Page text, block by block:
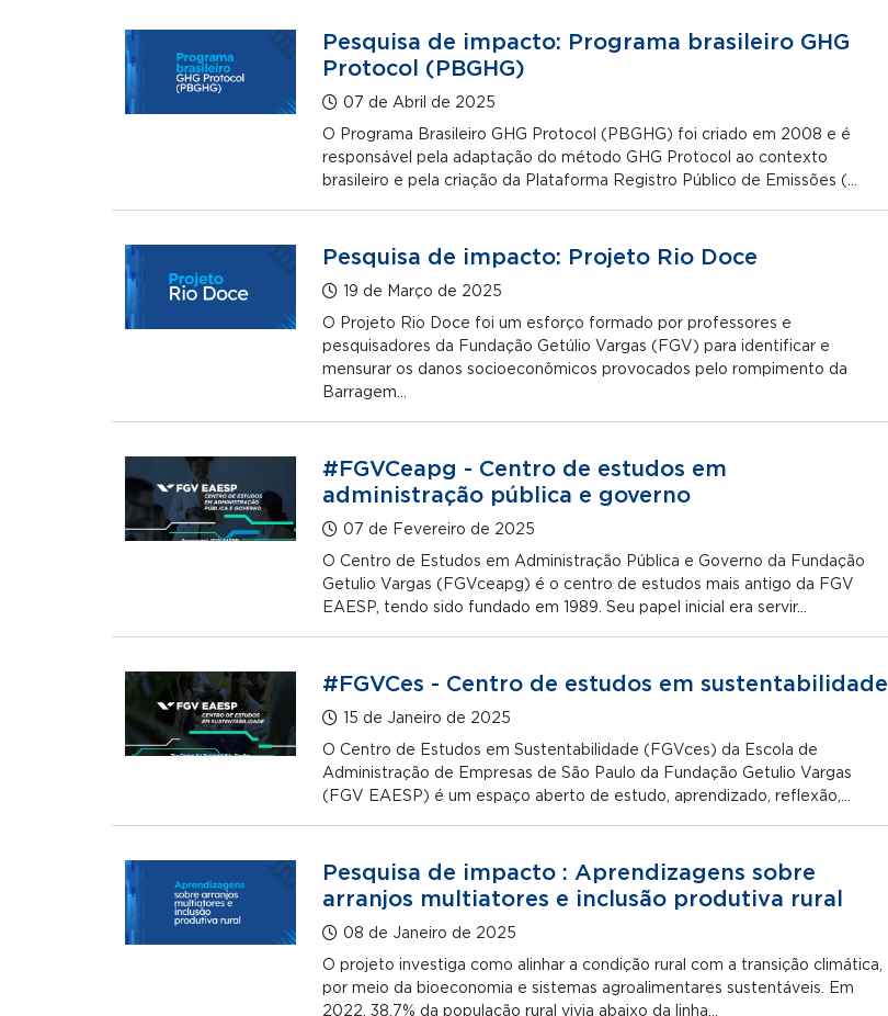
Pesquisa de impacto: Programa brasileiro GHG
Protocol (PBGHG)
07 de Abril de 2025
O Programa Brasileiro GHG Protocol (PBGHG) foi criado em 2008 e é
responsável pela adaptação do método GHG Protocol ao contexto
brasileiro e pela criação da Plataforma Registro Público de Emissões (…
Pesquisa de impacto: Projeto Rio Doce
19 de Março de 2025
O Projeto Rio Doce foi um esforço formado por professores e
pesquisadores da Fundação Getúlio Vargas (FGV) para identificar e
mensurar os danos socioeconômicos provocados pelo rompimento da
Barragem…
#FGVCeapg - Centro de estudos em
administração pública e governo
07 de Fevereiro de 2025
O Centro de Estudos em Administração Pública e Governo da Fundação
Getulio Vargas (FGVceapg) é o centro de estudos mais antigo da FGV
EAESP, tendo sido fundado em 1989. Seu papel inicial era servir…
#FGVCes - Centro de estudos em sustentabilidade
15 de Janeiro de 2025
O Centro de Estudos em Sustentabilidade (FGVces) da Escola de
Administração de Empresas de São Paulo da Fundação Getulio Vargas
(FGV EAESP) é um espaço aberto de estudo, aprendizado, reflexão,…
Pesquisa de impacto : Aprendizagens sobre
arranjos multiatores e inclusão produtiva rural
08 de Janeiro de 2025
O projeto investiga como alinhar a condição rural com a transição climática,
por meio da bioeconomia e sistemas agroalimentares sustentáveis. Em
2022, 38,7% da população rural vivia abaixo da linha…